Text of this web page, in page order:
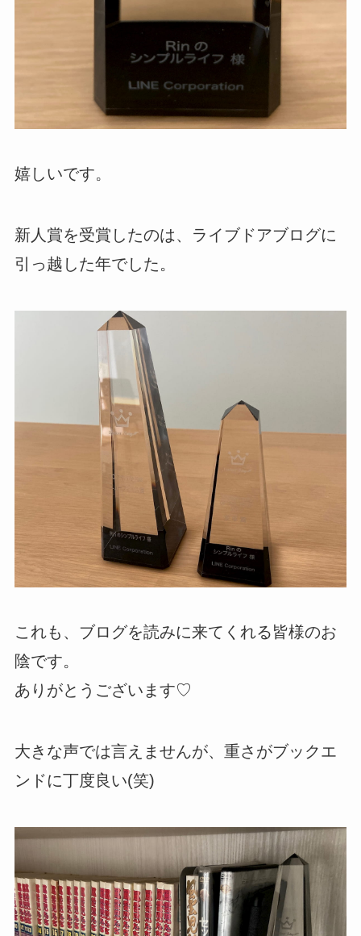
嬉しいです。
新人賞を受賞したのは、ライブドアブログに
引っ越した年でした。
これも、ブログを読みに来てくれる皆様のお
陰です。
ありがとうございます♡
大きな声では言えませんが、重さがブックエ
ンドに丁度良い(笑)